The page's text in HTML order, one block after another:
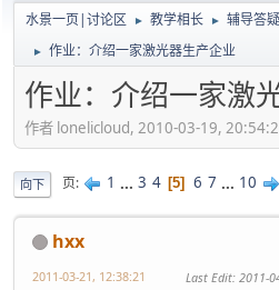
水景一页|讨论区 ► 教学相长 ► 辅导答疑
► 作业：介绍一家激光器生产企业
作业：介绍一家激
作者 lonelicloud, 2010-03-19,
向下 页 1 ... 3 4 5 6 7 ... 10
hxx
2011-03-21, 12:38:21 Last Edit: 2011-